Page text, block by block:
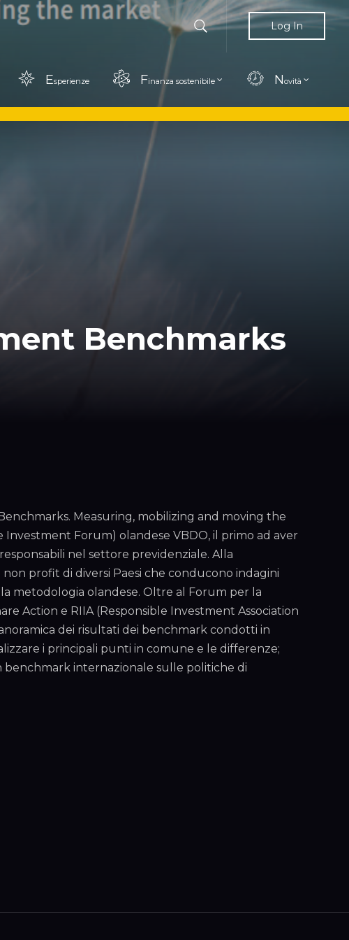
Log In
Esperienze Finanza sostenibile Novità
Benchmarks
Measuring, mobilizing and moving the
Forum) olandese VBDO, il primo ad aver
nel settore previdenziale. Alla
profit di diversi Paesi che conducono indagini
metodologia olandese. Oltre al Forum per la
Action e RIIA (Responsible Investment Association
dei risultati dei benchmark condotti in
i principali punti in comune e le differenze;
benchmark internazionale sulle politiche di